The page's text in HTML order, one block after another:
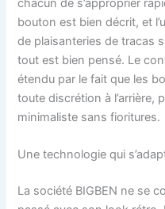
chacun de s’approprier
bouton est bien décrit, et
de plaisanteries de tracas
tout est bien pensé. Le
étendu par le fait que les
toute discrétion à l’arrière,
minimaliste sans fioritures.
Une technologie qui
La société BIGBEN ne se